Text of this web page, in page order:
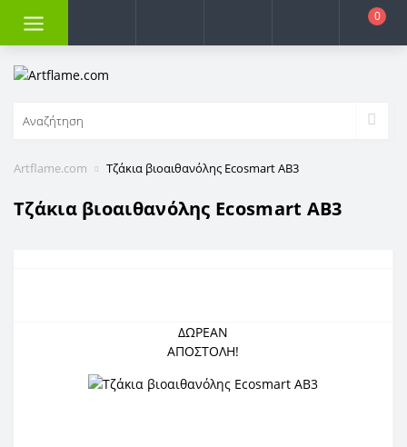
0
Artflame.com Τζάκια βιοαιθανόλης Ecosmart AB3
Τζάκια βιοαιθανόλης Ecosmart AB3
ΔΩΡΕΑΝ
ΑΠΟΣΤΟΛΗ!